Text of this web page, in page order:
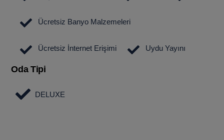
Ücretsiz Banyo Malzemeleri
Ücretsiz İnternet Erişimi Uydu Yayını
Oda Tipi
DELUXE